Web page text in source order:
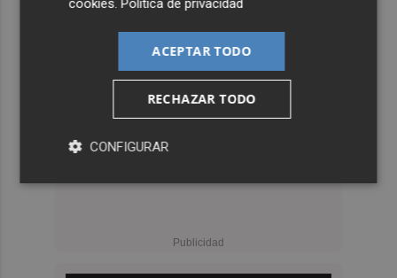
ACEPTAR TODO
RECHAZAR TODO
CONFIGURAR